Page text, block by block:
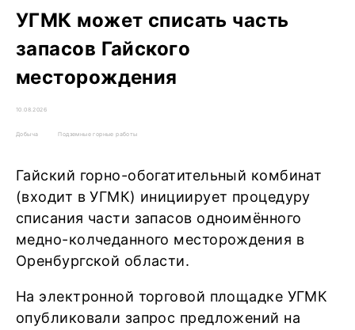
УГМК может списать часть
запасов Гайского
месторождения
10.08.2026
Добыча Подземные горные работы
Гайский горно-обогатительный комбинат
(входит в УГМК) инициирует процедуру
списания части запасов одноимённого
медно-колчеданного месторождения в
Оренбургской области.
На электронной торговой площадке УГМК
опубликовали запрос предложений на